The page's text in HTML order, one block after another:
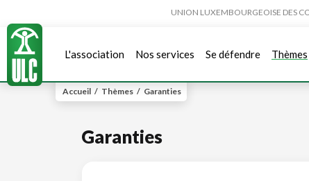
UNION LUXEMBOURGEOISE DES
L'association Nos services Se défendre Thèmes
Accueil / Thèmes / Garanties
Garanties